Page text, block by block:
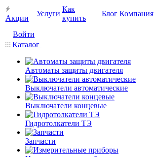
Акции
Услуги
Как
купить
Блог Компания
Войти
Каталог
Автоматы защиты двигателя
Выключатели автоматические
Выключатели концевые
Гидротолкатели ТЭ
Запчасти